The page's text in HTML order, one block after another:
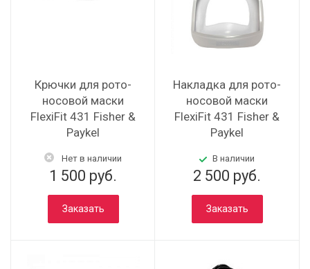
Крючки для рото-
носовой маски
FlexiFit 431 Fisher &
Paykel
Нет в наличии
1 500 руб.
Заказать
Накладка для рото-
носовой маски
FlexiFit 431 Fisher &
Paykel
В наличии
2 500 руб.
Заказать